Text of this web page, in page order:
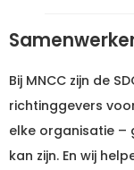
Bij MNCC zijn de
richtinggevers
elke organisatie –
kan zijn. En wij